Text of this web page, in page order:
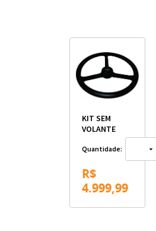
KIT SEM
VOLANTE
Quantidade:
R$
4.999,99